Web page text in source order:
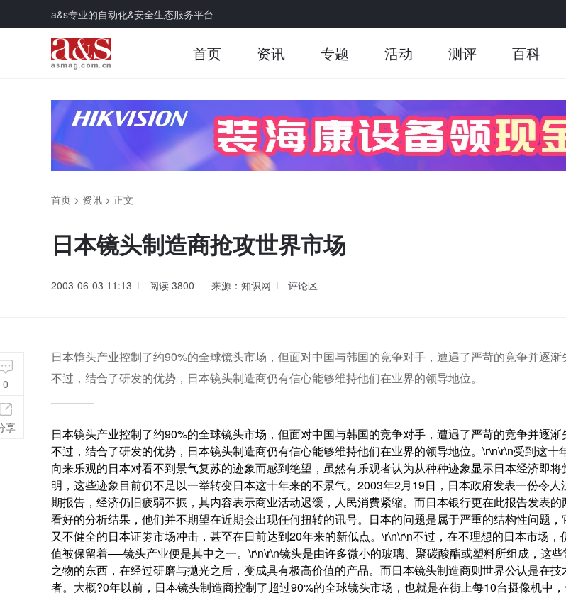
a&s专业的自动化&安全生态服务平台
首页 资讯 专题 活动 测评 百科
首页 > 资讯 > 正文
日本镜头制造商抢攻世界市场
2003-06-03 11:13 阅读 3800 来源：知识网 评论区
日本镜头产业控制了约90%的全球镜头市场，但面对中国与韩国的竞争对手，遭遇了严苛的竞争并逐渐
不过，结合了研发的优势，日本镜头制造商仍有信心能够维持他们在业界的领导地位。
日本镜头产业控制了约90%的全球镜头市场，但面对中国与韩国的竞争对手，遭遇了严苛的竞争并逐渐
不过，结合了研发的优势，日本镜头制造商仍有信心能够维持他们在业界的领导地位。\r\n\r\n受到这十
向来乐观的日本对看不到景气复苏的迹象而感到绝望，虽然有乐观者认为从种种迹象显示日本经济即将
明，这些迹象目前仍不足以一举转变日本这十年来的不景气。2003年2月19日，日本政府发表一份令人
期报告，经济仍旧疲弱不振，其内容表示商业活动迟缓，人民消费紧缩。而日本银行更在此报告发表的
看好的分析结果，他们并不期望在近期会出现任何扭转的讯号。日本的问题是属于严重的结构性问题，
又不健全的日本证劵市场冲击，甚至在日前达到20年来的新低点。\r\n\r\n不过，在不理想的日本市场，
值被保留着──镜头产业便是其中之一。\r\n\r\n镜头是由许多微小的玻璃、聚碳酸酯或塑料所组成，这
之物的东西，在经过研磨与拋光之后，变成具有极高价值的产品。而日本镜头制造商则世界公认是在
者。大概?0年以前，日本镜头制造商控制了超过90%的全球镜头市场，也就是在街上每10台摄像机中
0
享